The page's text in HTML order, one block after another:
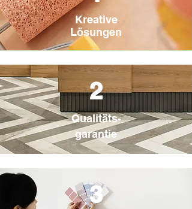
Kreative
Lösungen
2
Qualitäts-
garantie
3